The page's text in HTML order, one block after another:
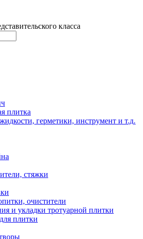
класса
плитка
герметики, инструмент и т.д.
стяжки
очистители
и укладки тротуарной плитки
плитки